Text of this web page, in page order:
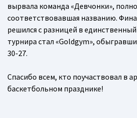
вырвала команда «Девчонки»,
соответствовавшая названию.
решился с разницей в
турнира стал «Goldgym»,
30-27.
Спасибо всем, кто поучаствовал в
баскетбольном празднике!